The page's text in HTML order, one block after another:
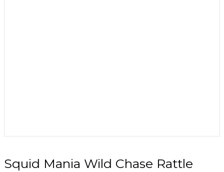
Squid Mania Wild Chase Rattle